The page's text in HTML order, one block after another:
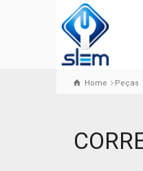
Home Peças